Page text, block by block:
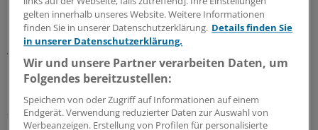
Im Interview erklärt Tropenmediziner Tomas Jelinek, was
bei Reiseimpfungen für ältere Menschen zu beachten ist,
warum der Blutdruck im Urlaub lieber ein klein wenig
höher sein sollte, und weshalb die Reiseberatung für die
Durchimpfungsrate so wichtig ist.
24.07.2026
gelten innerhalb unseres Website. Weitere Informationen
finden Sie in unserer Datenschutzerklärung. Details finden Sie
in unserer Datenschutzerklärung.
Wir und unsere Partner verarbeiten Daten, um
Folgendes bereitzustellen:
Speichern von oder Zugriff auf Informationen auf einem
Endgerät. Verwendung reduzierter Daten zur Auswahl von
Werbeanzeigen. Erstellung von Profilen für personalisierte